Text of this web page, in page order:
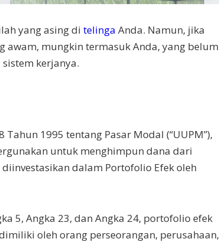
yang asing di telinga Anda. Namun, jika
awam, mungkin termasuk Anda, yang belum
kerjanya.
1995 tentang Pasar Modal (“UUPM”),
untuk menghimpun dana dari
dalam Portofolio Efek oleh
5, Angka 23, dan Angka 24, portofolio efek
oleh orang perseorangan, perusahaan,